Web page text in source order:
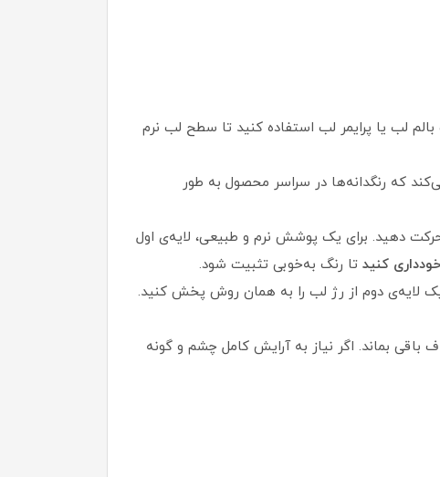
بالم لب یا پرایمر لب استفاده کنید تا سطح لب نرم
که رنگدانه‌ها در سراسر محصول به طور
دهید. برای یک پوشش نرم و طبیعی، لایه‌ی اول
کنید تا رنگ به‌خوبی تثبیت شود.
یک لایه‌ی دوم از رژ لب را به همان روش پخش کنید.
بماند. اگر نیاز به آرایش کامل چشم و گونه